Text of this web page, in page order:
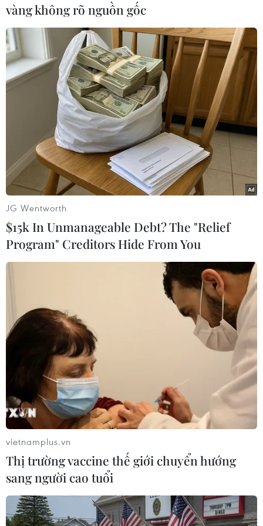
TEPCO cũng cảnh báo mức phóng xạ trong nước
biển có thể tiếp tục tăng. Nước tạikhu vực nhà
máy Fukushima 1 có hàm lượng phóng xạ cao
gấp 10.000 lần so với mứcbình thường.
Các cơ quan chức năng Nhật Bản cũng vừa phát
hiện nồng độ cesium phóng xạ trongrau xanh
trồng ở thủ đô Tokyo cao hơn giới hạn cho phép.
Đây là lần đầu tiênNhật Bản phát hiện đồng vị
phóng xạ này cao hơn mức giới hạn ở Tokyo,
nơi cáchnhà máy Fukushima 1 khoảng 220km.
Bộ Y tế, Lao động và Phúc lợi Nhật Bản cho biết
đồng vị phóng xạ cesium đượcphát hiện trong
một loại rau có tên gọi Komatsuna trồng tại một
trung tâm nghiêncứu thuộc quận Edogawa.
Nồng độ phóng xạ trong loại rau này là 890
becquerel/kg, trong khi giới hạn chophép chỉ là
500 becquerel/kg.
Để đảm bảo an toàn, ngày 24/3, Chính phủ Nhật
Bản đã đề nghị các doanh nghiệptăng sản lượng
nước uống đóng chai, và chính phủ không loại
trừ khả năng nhậpkhẩu thêm sản phẩm này./.
vàng không rõ nguồn gốc
JG Wentworth
$15k In Unmanageable Debt? The "Relief
Program" Creditors Hide From You
vietnamplus.vn
Thị trường vaccine thế giới chuyển hướng
sang người cao tuổi